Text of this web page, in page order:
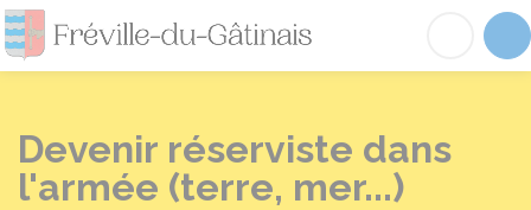
Fréville-du-
Devenir réserviste dans
l'armée (terre, mer...)